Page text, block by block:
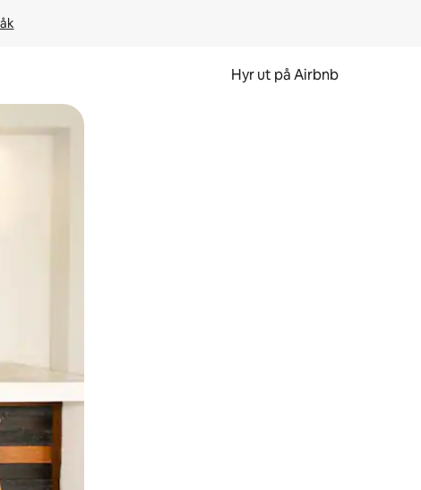
Hyr ut på Airbnb